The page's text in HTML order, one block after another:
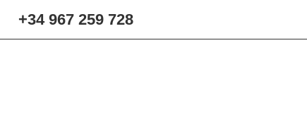
+34 967 259 728